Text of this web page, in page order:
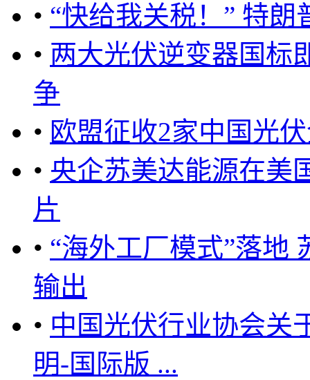
• “快给我关税！” 特
• 两大光伏逆变器国标
争
• 欧盟征收2家中国光
• 央企苏美达能源在美
片
• “海外工厂模式”落地
输出
• 中国光伏行业协会关
明-国际版 ...